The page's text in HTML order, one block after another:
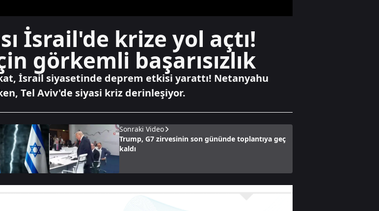
Trabzonlu
teyzenin Salah
tepkisi gündem
oldu
İsrail'de krize yol açtı!
görkemli başarısızlık
İsrail siyasetinde deprem etkisi yarattı! Netanyahu
Tel Aviv'de siyasi kriz derinleşiyor.
Sonraki Video
Trump, G7 zirvesinin son gününde toplantıya geç
kaldı